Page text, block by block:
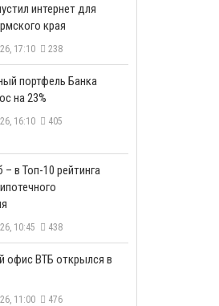
интернет для
края
17:10 238
портфель Банка
на 23%
16:10 405
– в Топ-10 рейтинга
10:45 438
офис ВТБ открылся в
11:00 476